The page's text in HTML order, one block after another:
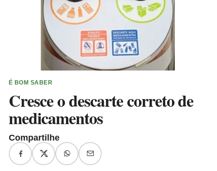
É BOM SABER
Cresce o descarte correto de
medicamentos
Compartilhe